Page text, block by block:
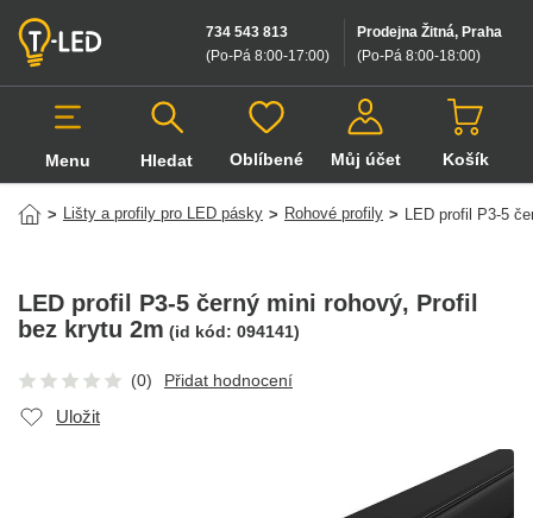
Prodejna Žitná, Praha
(Po-Pá 8:00-18:00)
734 543 813
(Po-Pá 8:00-17:00)
Menu Hledat
Hledat v produktech
Oblíbené Můj účet Košík
> Lišty a profily pro LED pásky > Rohové profily > LED profil P3-5
LED profil P3-5 černý mini rohový, Profil
bez krytu 2m (id kód: 094141)
(0) Přidat hodnocení
Uložit